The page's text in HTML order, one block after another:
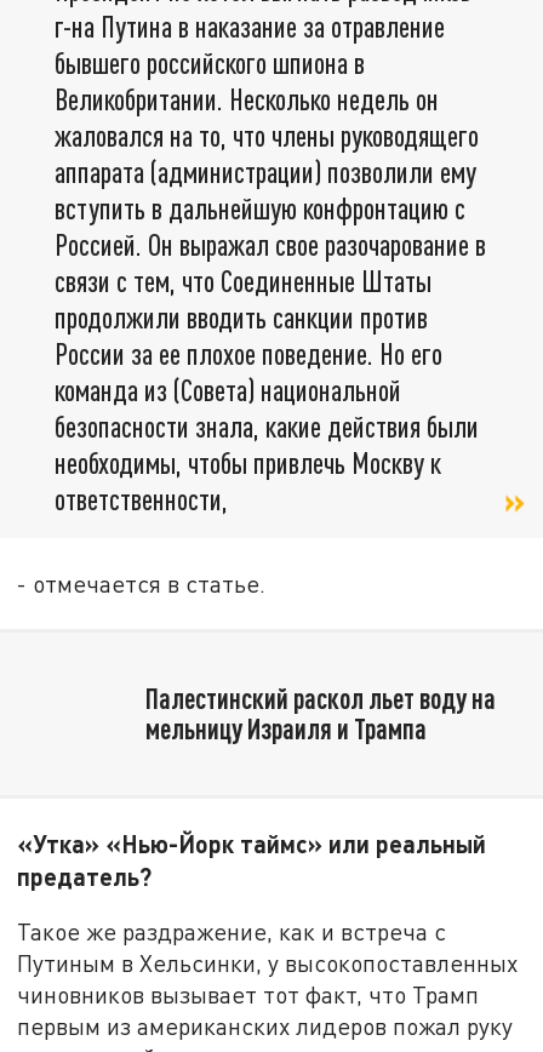
г-на Путина в наказание за отравление
бывшего российского шпиона в
Великобритании. Несколько недель он
жаловался на то, что члены руководящего
аппарата (администрации) позволили ему
вступить в дальнейшую конфронтацию с
Россией. Он выражал свое разочарование в
связи с тем, что Соединенные Штаты
продолжили вводить санкции против
России за ее плохое поведение. Но его
команда из (Совета) национальной
безопасности знала, какие действия были
необходимы, чтобы привлечь Москву к
ответственности,
- отмечается в статье.
Палестинский раскол льет воду на
мельницу Израиля и Трампа
«Утка» «Нью-Йорк таймс» или реальный
предатель?
Такое же раздражение, как и встреча с
Путиным в Хельсинки, у высокопоставленных
чиновников вызывает тот факт, что Трамп
первым из американских лидеров пожал руку